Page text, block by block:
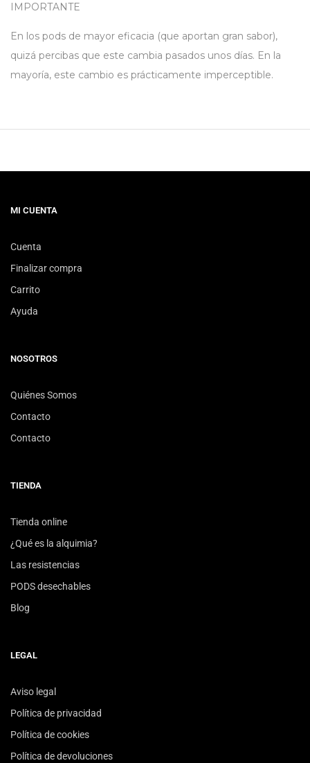
IMPORTANTE
En los pods de mayor eficacia (que aportan gran sabor),
quizá percibas que este cambia pasados unos días. En la
mayoría, este cambio es prácticamente imperceptible.
MI CUENTA
Cuenta
Finalizar compra
Carrito
Ayuda
NOSOTROS
Quiénes Somos
Contacto
Contacto
TIENDA
Tienda online
¿Qué es la alquimia?
Las resistencias
PODS desechables
Blog
LEGAL
Aviso legal
Política de privacidad
Política de cookies
Política de devoluciones